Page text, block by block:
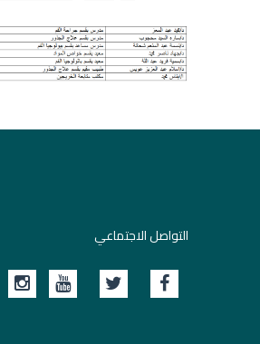
التواصل الاجتماعي